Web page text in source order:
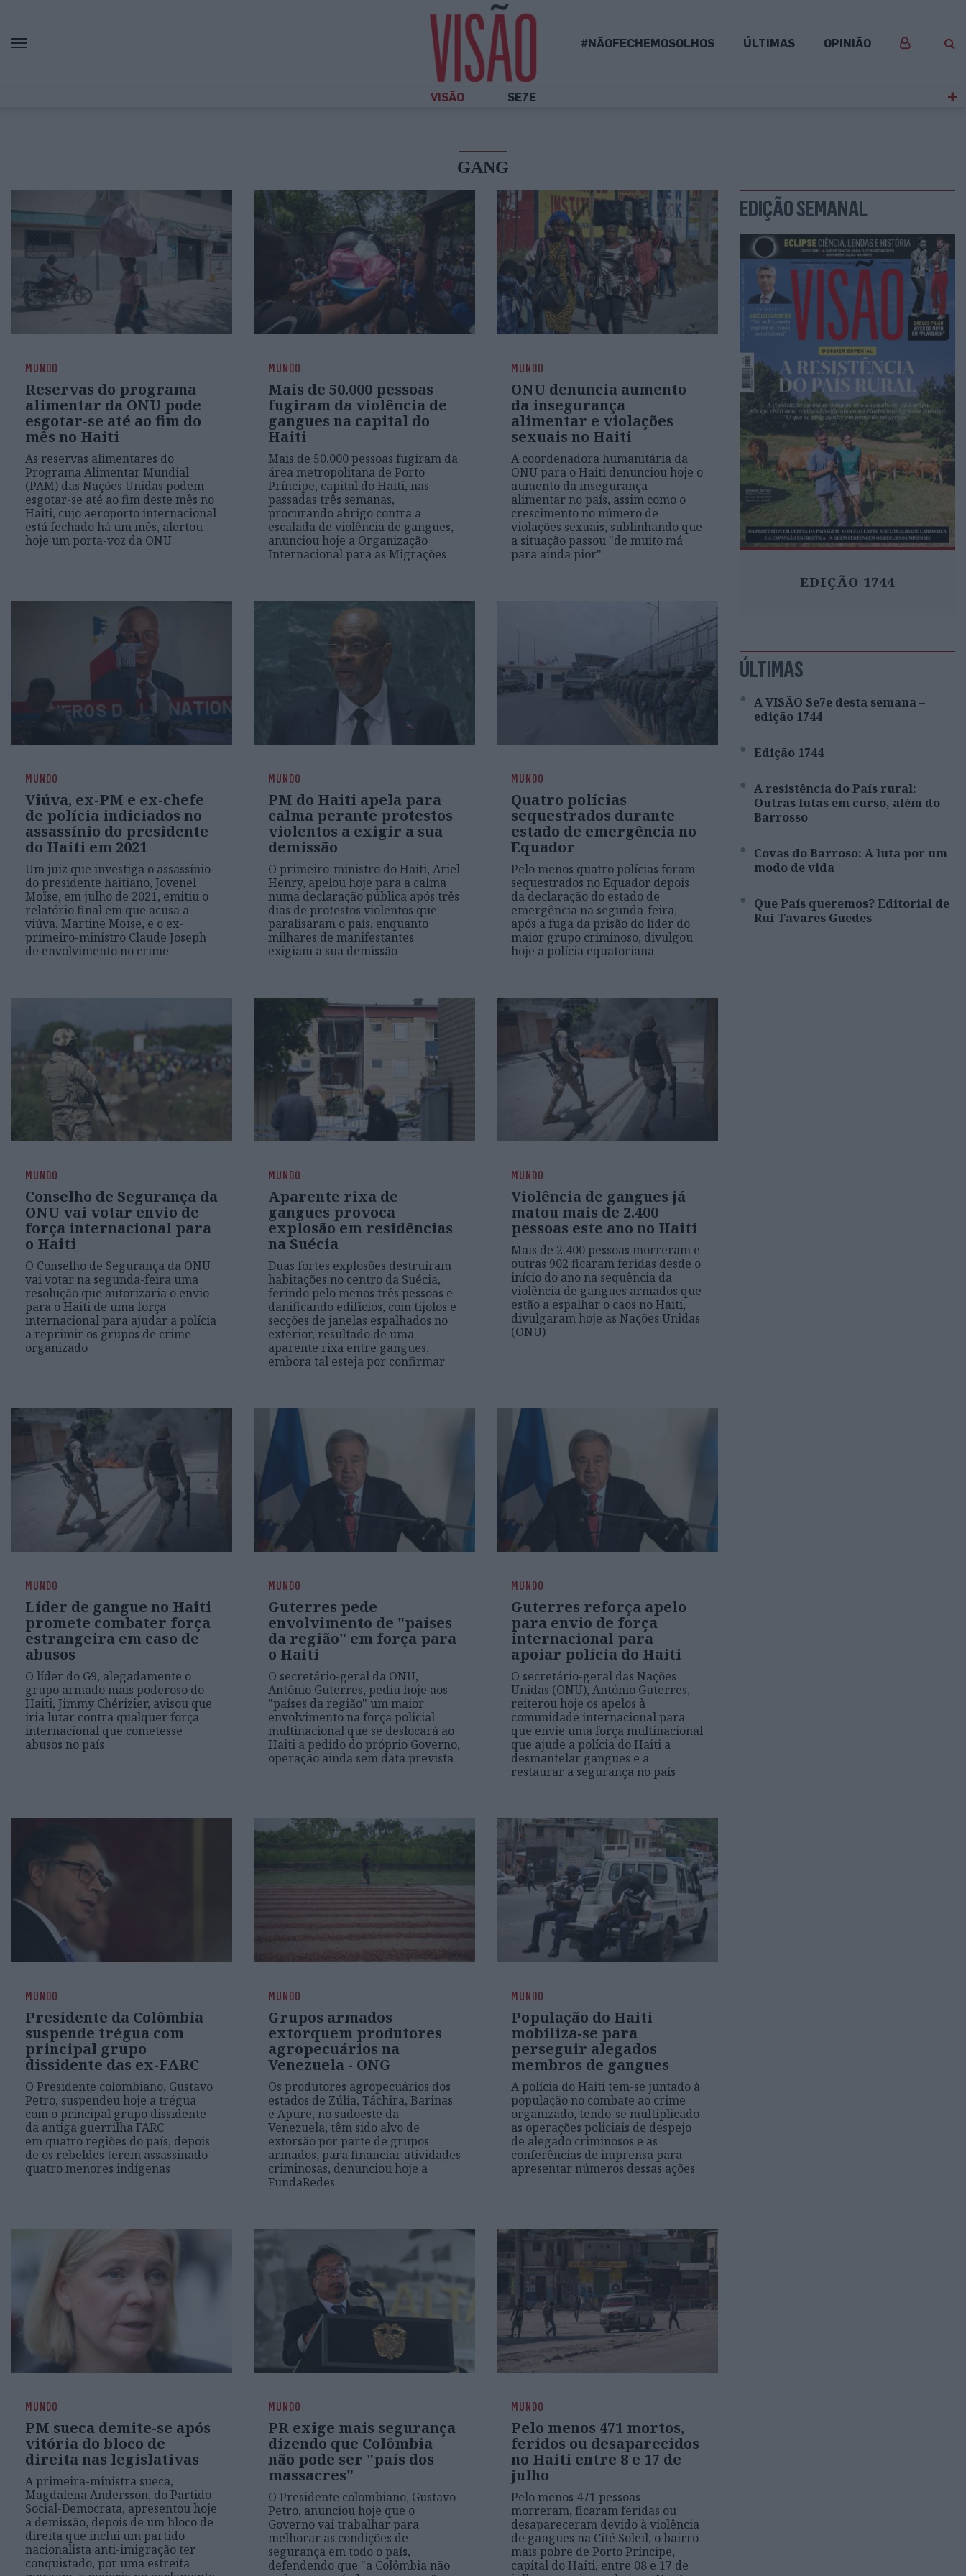
#NÃOFECHEMOSOLHOS ÚLTIMAS OPINIÃO
VISÃO SE7E
GANG
MUNDO
Reservas do programa
alimentar da ONU pode
esgotar-se até ao fim do
mês no Haiti
As reservas alimentares do
Programa Alimentar Mundial
(PAM) das Nações Unidas podem
esgotar-se até ao fim deste mês no
Haiti, cujo aeroporto internacional
está fechado há um mês, alertou
hoje um porta-voz da ONU
MUNDO
Mais de 50.000 pessoas
fugiram da violência de
gangues na capital do
Haiti
Mais de 50.000 pessoas fugiram da
área metropolitana de Porto
Príncipe, capital do Haiti, nas
passadas três semanas,
procurando abrigo contra a
escalada de violência de gangues,
anunciou hoje a Organização
Internacional para as Migrações
MUNDO
ONU denuncia aumento
da insegurança
alimentar e violações
sexuais no Haiti
A coordenadora humanitária da
ONU para o Haiti denunciou hoje o
aumento da insegurança
alimentar no país, assim como o
crescimento no número de
violações sexuais, sublinhando que
a situação passou "de muito má
para ainda pior"
MUNDO
Viúva, ex-PM e ex-chefe
de polícia indiciados no
assassínio do presidente
do Haiti em 2021
Um juiz que investiga o assassínio
do presidente haitiano, Jovenel
Moïse, em julho de 2021, emitiu o
relatório final em que acusa a
viúva, Martine Moïse, e o ex-
primeiro-ministro Claude Joseph
de envolvimento no crime
MUNDO
PM do Haiti apela para
calma perante protestos
violentos a exigir a sua
demissão
O primeiro-ministro do Haiti, Ariel
Henry, apelou hoje para a calma
numa declaração pública após três
dias de protestos violentos que
paralisaram o país, enquanto
milhares de manifestantes
exigiam a sua demissão
MUNDO
Quatro polícias
sequestrados durante
estado de emergência no
Equador
Pelo menos quatro polícias foram
sequestrados no Equador depois
da declaração do estado de
emergência na segunda-feira,
após a fuga da prisão do líder do
maior grupo criminoso, divulgou
hoje a polícia equatoriana
MUNDO
Conselho de Segurança da
ONU vai votar envio de
força internacional para
o Haiti
O Conselho de Segurança da ONU
vai votar na segunda-feira uma
resolução que autorizaria o envio
para o Haiti de uma força
internacional para ajudar a polícia
a reprimir os grupos de crime
organizado
MUNDO
Aparente rixa de
gangues provoca
explosão em residências
na Suécia
Duas fortes explosões destruíram
habitações no centro da Suécia,
ferindo pelo menos três pessoas e
danificando edifícios, com tijolos e
secções de janelas espalhados no
exterior, resultado de uma
aparente rixa entre gangues,
embora tal esteja por confirmar
MUNDO
Violência de gangues já
matou mais de 2.400
pessoas este ano no Haiti
Mais de 2.400 pessoas morreram e
outras 902 ficaram feridas desde o
início do ano na sequência da
violência de gangues armados que
estão a espalhar o caos no Haiti,
divulgaram hoje as Nações Unidas
(ONU)
MUNDO
Líder de gangue no Haiti
promete combater força
estrangeira em caso de
abusos
O líder do G9, alegadamente o
grupo armado mais poderoso do
Haiti, Jimmy Chérizier, avisou que
iria lutar contra qualquer força
internacional que cometesse
abusos no país
MUNDO
Guterres pede
envolvimento de "países
da região" em força para
o Haiti
O secretário-geral da ONU,
António Guterres, pediu hoje aos
"países da região" um maior
envolvimento na força policial
multinacional que se deslocará ao
Haiti a pedido do próprio Governo,
operação ainda sem data prevista
MUNDO
Guterres reforça apelo
para envio de força
internacional para
apoiar polícia do Haiti
O secretário-geral das Nações
Unidas (ONU), António Guterres,
reiterou hoje os apelos à
comunidade internacional para
que envie uma força multinacional
que ajude a polícia do Haiti a
desmantelar gangues e a
restaurar a segurança no país
MUNDO
Presidente da Colômbia
suspende trégua com
principal grupo
dissidente das ex-FARC
O Presidente colombiano, Gustavo
Petro, suspendeu hoje a trégua
com o principal grupo dissidente
da antiga guerrilha FARC
em quatro regiões do país, depois
de os rebeldes terem assassinado
quatro menores indígenas
MUNDO
Grupos armados
extorquem produtores
agropecuários na
Venezuela - ONG
Os produtores agropecuários dos
estados de Zúlia, Táchira, Barinas
e Apure, no sudoeste da
Venezuela, têm sido alvo de
extorsão por parte de grupos
armados, para financiar atividades
criminosas, denunciou hoje a
FundaRedes
MUNDO
População do Haiti
mobiliza-se para
perseguir alegados
membros de gangues
A polícia do Haiti tem-se juntado à
população no combate ao crime
organizado, tendo-se multiplicado
as operações policiais de despejo
de alegado criminosos e as
conferências de imprensa para
apresentar números dessas ações
MUNDO
PM sueca demite-se após
vitória do bloco de
direita nas legislativas
A primeira-ministra sueca,
Magdalena Andersson, do Partido
Social-Democrata, apresentou hoje
a demissão, depois de um bloco de
direita que inclui um partido
nacionalista anti-imigração ter
conquistado, por uma estreita
MUNDO
PR exige mais segurança
dizendo que Colômbia
não pode ser "país dos
massacres"
O Presidente colombiano, Gustavo
Petro, anunciou hoje que o
Governo vai trabalhar para
melhorar as condições de
segurança em todo o país,
defendendo que "a Colômbia não
MUNDO
Pelo menos 471 mortos,
feridos ou desaparecidos
no Haiti entre 8 e 17 de
julho
Pelo menos 471 pessoas
morreram, ficaram feridas ou
desapareceram devido à violência
de gangues na Cité Soleil, o bairro
mais pobre de Porto Príncipe,
capital do Haiti, entre 08 e 17 de
EDIÇÃO SEMANAL
EDIÇÃO 1744
ÚLTIMAS
A VISÃO Se7e desta semana –
edição 1744
Edição 1744
A resistência do País rural:
Outras lutas em curso, além do
Barrosso
Covas do Barroso: A luta por um
modo de vida
Que País queremos? Editorial de
Rui Tavares Guedes